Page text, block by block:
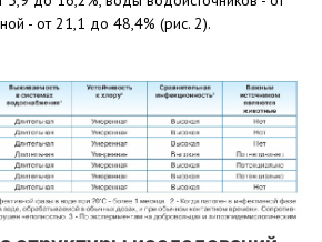
- от 21,1 до 48,4% (рис. 2).